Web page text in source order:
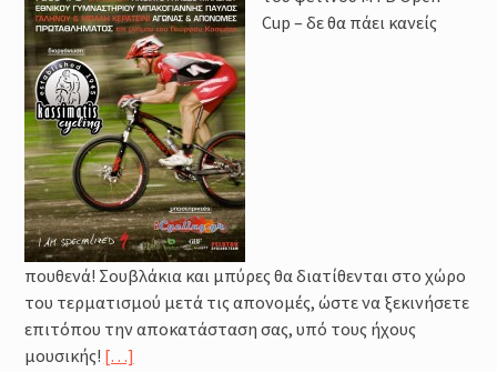
έντασης της προπόνησης :
Cup – δε θα πάει κανείς
πουθενά! Σουβλάκια και μπύρες θα διατίθενται στο χώρο
του τερματισμού μετά τις απονομές, ώστε να ξεκινήσετε
επιτόπου την αποκατάσταση σας, υπό τους ήχους
μουσικής! […]